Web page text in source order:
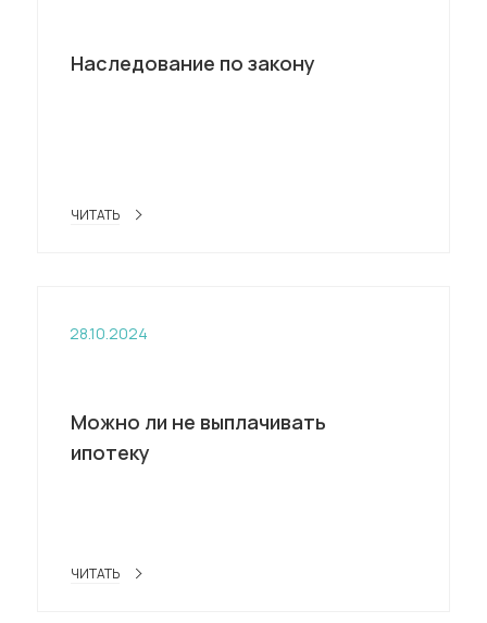
Наследование по закону
ЧИТАТЬ
28.10.2024
Можно ли не выплачивать
ипотеку
ЧИТАТЬ